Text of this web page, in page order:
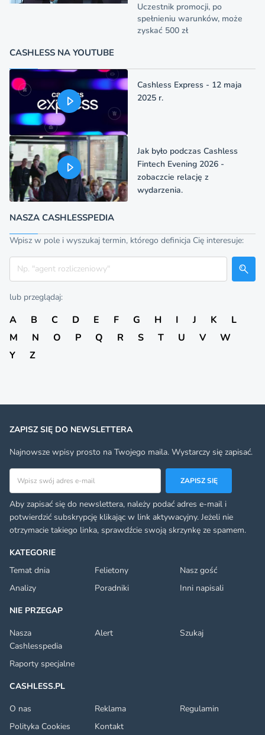
Uczestnik promocji, po
spełnieniu warunków, może
zyskać 500 zł
CASHLESS NA YOUTUBE
Cashless Express - 12 maja
2025 r.
Jak było podczas Cashless
Fintech Evening 2026 -
zobaczcie relację z
wydarzenia.
NASZA CASHLESSPEDIA
Wpisz w pole i wyszukaj termin, którego definicja Cię interesuje:
Szukaj
lub przeglądaj:
A B C D E F G H I J K
L
M
N O P Q R S T U V
W
Y
Z
KATEGORIE
Temat dnia
Felietony
Nasz gość
Analizy
Poradniki
Inni napisali
NIE PRZEGAP
Nasza
Cashlesspedia
Alert Szukaj
Raporty specjalne
CASHLESS.PL
O nas
Reklama
Regulamin
Polityka Cookies
Kontakt
ZAPISZ SIĘ DO NEWSLETTERA
Najnowsze wpisy prosto na Twojego maila. Wystarczy się zapisać.
Adres email
ZAPISZ SIĘ
Aby zapisać się do newslettera, należy podać adres e-mail i
potwierdzić subskrypcję klikając w link aktywacyjny. Jeżeli nie
otrzymacie takiego linka, sprawdźcie swoją skrzynkę ze spamem.